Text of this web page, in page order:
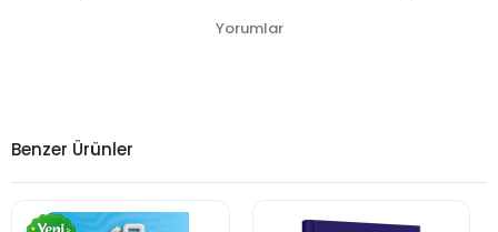
Yorumlar
Benzer Ürünler